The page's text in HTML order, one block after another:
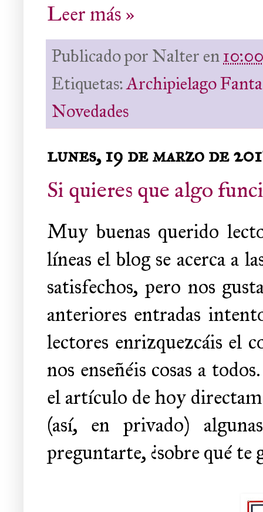
Leer más »
Publicado por Nalteren10:00
Etiquetas:Archipielago
Novedades
lunes, 19 de marzo de
Si quieres que algo
Muy buenas querido
líneas el blog se acerca a
satisfechos, pero nos
anteriores entradas
lectores enrizquezcáis el
nos enseñéis cosas a
el artículo de hoy
(así, en privado)
preguntarte, ¿sobre qué te